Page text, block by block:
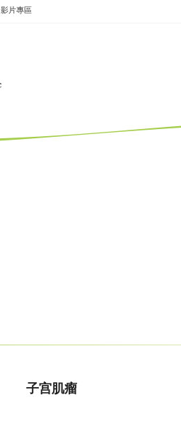
影片專區
子宫肌瘤